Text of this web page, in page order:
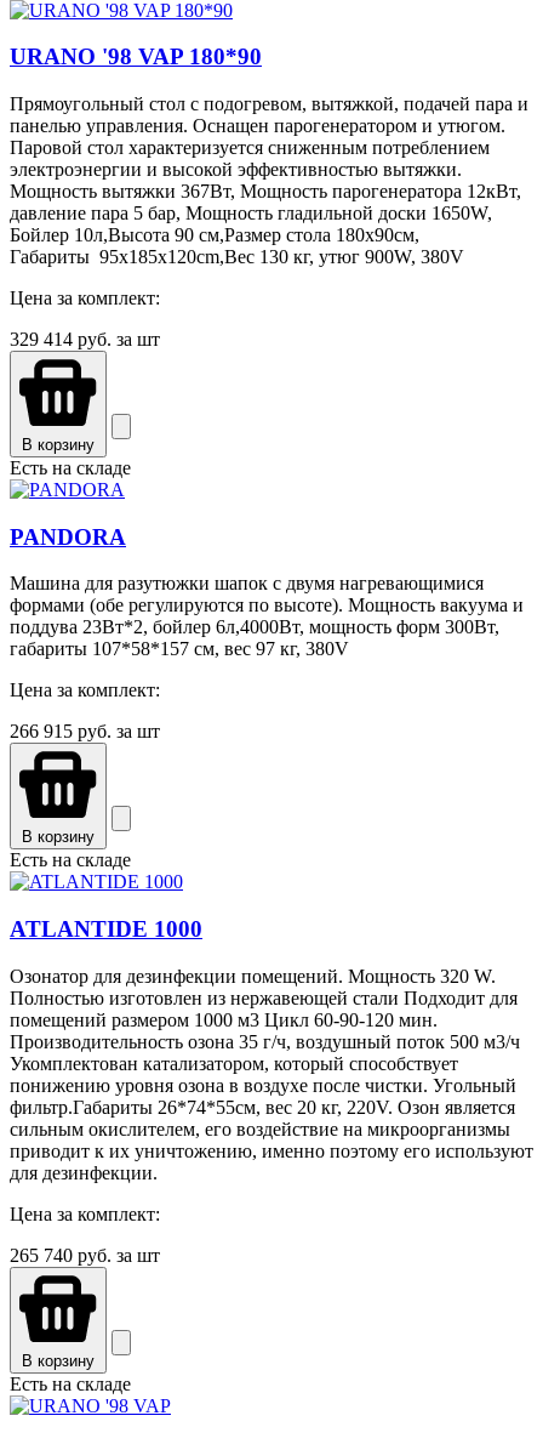
URANO '98 VAP 180*90
Прямоугольный стол с подогревом, вытяжкой, подачей пара и
панелью управления. Оснащен парогенератором и утюгом.
Паровой стол характеризуется сниженным потреблением
электроэнергии и высокой эффективностью вытяжки.
Мощность вытяжки 367Вт, Мощность парогенератора 12кВт,
давление пара 5 бар, Мощность гладильной доски 1650W,
Бойлер 10л,Высота 90 см,Размер стола 180х90см,
Габариты 95x185x120cm,Вес 130 кг, утюг 900W, 380V
Цена за комплект:
329 414 руб. за шт
В корзину
Есть на складе
PANDORA
Машина для разутюжки шапок с двумя нагревающимися
формами (обе регулируются по высоте). Мощность вакуума и
поддува 23Вт*2, бойлер 6л,4000Вт, мощность форм 300Вт,
габариты 107*58*157 см, вес 97 кг, 380V
Цена за комплект:
266 915 руб. за шт
В корзину
Есть на складе
ATLANTIDE 1000
Озонатор для дезинфекции помещений. Мощность 320 W.
Полностью изготовлен из нержавеющей стали Подходит для
помещений размером 1000 м3 Цикл 60-90-120 мин.
Производительность озона 35 г/ч, воздушный поток 500 м3/ч
Укомплектован катализатором, который способствует
понижению уровня озона в воздухе после чистки. Угольный
фильтр.Габариты 26*74*55см, вес 20 кг, 220V. Озон является
сильным окислителем, его воздействие на микроорганизмы
приводит к их уничтожению, именно поэтому его используют
для дезинфекции.
Цена за комплект:
265 740 руб. за шт
В корзину
Есть на складе